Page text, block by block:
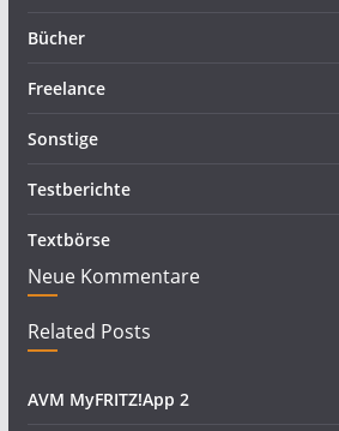
Bücher
Freelance
Sonstige
Testberichte
Textbörse
Neue Kommentare
Related Posts
AVM MyFRITZ!App 2